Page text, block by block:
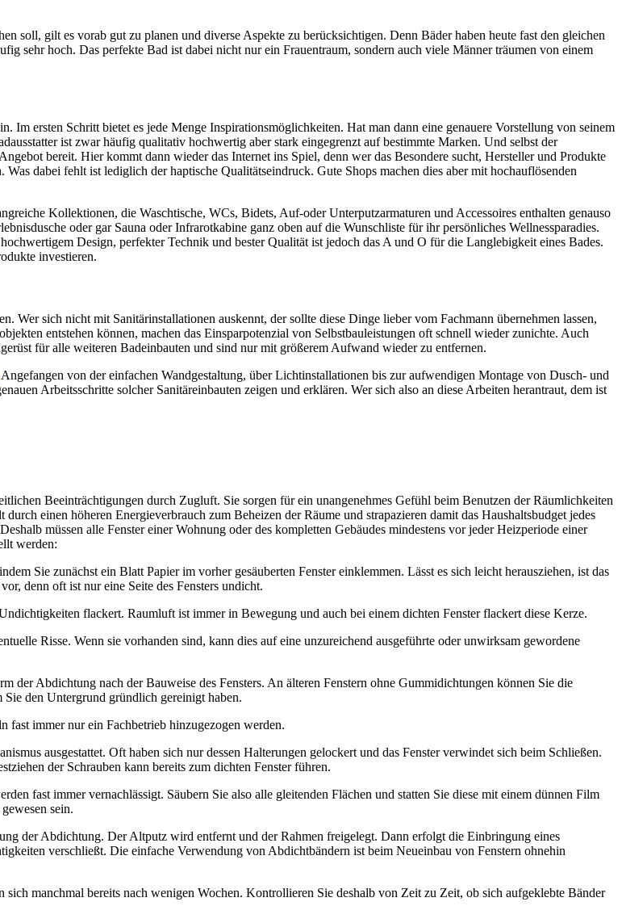
soll, gilt es vorab gut zu planen und diverse Aspekte zu berücksichtigen. Denn Bäder haben heute fast den gleichen
sehr hoch. Das perfekte Bad ist dabei nicht nur ein Frauentraum, sondern auch viele Männer träumen von einem
Im ersten Schritt bietet es jede Menge Inspirationsmöglichkeiten. Hat man dann eine genauere Vorstellung von seinem
ist zwar häufig qualitativ hochwertig aber stark eingegrenzt auf bestimmte Marken. Und selbst der
bereit. Hier kommt dann wieder das Internet ins Spiel, denn wer das Besondere sucht, Hersteller und Produkte
dabei fehlt ist lediglich der haptische Qualitätseindruck. Gute Shops machen dies aber mit hochauflösenden
Kollektionen, die Waschtische, WCs, Bidets, Auf-oder Unterputzarmaturen und Accessoires enthalten genauso
oder gar Sauna oder Infrarotkabine ganz oben auf die Wunschliste für ihr persönliches Wellnessparadies.
Design, perfekter Technik und bester Qualität ist jedoch das A und O für die Langlebigkeit eines Bades.
investieren.
Wer sich nicht mit Sanitärinstallationen auskennt, der sollte diese Dinge lieber vom Fachmann übernehmen lassen,
entstehen können, machen das Einsparpotenzial von Selbstbauleistungen oft schnell wieder zunichte. Auch
für alle weiteren Badeinbauten und sind nur mit größerem Aufwand wieder zu entfernen.
Angefangen von der einfachen Wandgestaltung, über Lichtinstallationen bis zur aufwendigen Montage von Dusch- und
Arbeitsschritte solcher Sanitäreinbauten zeigen und erklären. Wer sich also an diese Arbeiten herantraut, dem ist
Beeinträchtigungen durch Zugluft. Sie sorgen für ein unangenehmes Gefühl beim Benutzen der Räumlichkeiten
einen höheren Energieverbrauch zum Beheizen der Räume und strapazieren damit das Haushaltsbudget jedes
müssen alle Fenster einer Wohnung oder des kompletten Gebäudes mindestens vor jeder Heizperiode einer
werden:
Sie zunächst ein Blatt Papier im vorher gesäuberten Fenster einklemmen. Lässt es sich leicht herausziehen, ist das
denn oft ist nur eine Seite des Fensters undicht.
flackert. Raumluft ist immer in Bewegung und auch bei einem dichten Fenster flackert diese Kerze.
Risse. Wenn sie vorhanden sind, kann dies auf eine unzureichend ausgeführte oder unwirksam gewordene
Abdichtung nach der Bauweise des Fensters. An älteren Fenstern ohne Gummidichtungen können Sie die
den Untergrund gründlich gereinigt haben.
fast immer nur ein Fachbetrieb hinzugezogen werden.
ausgestattet. Oft haben sich nur dessen Halterungen gelockert und das Fenster verwindet sich beim Schließen.
der Schrauben kann bereits zum dichten Fenster führen.
fast immer vernachlässigt. Säubern Sie also alle gleitenden Flächen und statten Sie diese mit einem dünnen Film
sein.
der Abdichtung. Der Altputz wird entfernt und der Rahmen freigelegt. Dann erfolgt die Einbringung eines
verschließt. Die einfache Verwendung von Abdichtbändern ist beim Neueinbau von Fenstern ohnehin
manchmal bereits nach wenigen Wochen. Kontrollieren Sie deshalb von Zeit zu Zeit, ob sich aufgeklebte Bänder